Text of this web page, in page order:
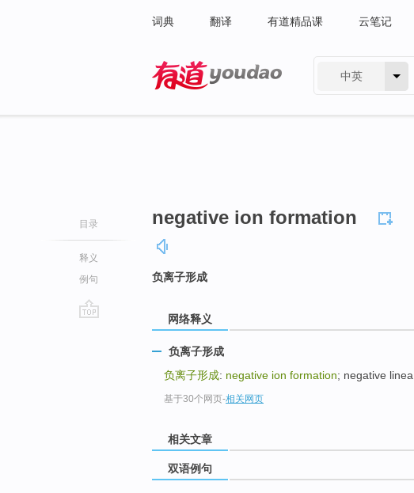
词典 翻译 有道精品课 云笔记
中英
目录
释义
例句
negative ion formation
负离子形成
网络释义
负离子形成
负离子形成: negative ion formation; negative linea..
基于30个网页-相关网页
相关文章
双语例句